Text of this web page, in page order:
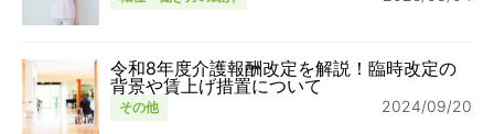
令和8年度介護報酬改定を解説！臨時改定の
背景や賃上げ措置について
その他 2024/09/20